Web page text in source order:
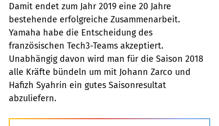
Damit endet zum Jahr 2019 eine 20 Jahre
bestehende erfolgreiche Zusammenarbeit.
Yamaha habe die Entscheidung des
französischen Tech3-Teams akzeptiert.
Unabhängig davon wird man für die Saison 2018
alle Kräfte bündeln um mit Johann Zarco und
Hafizh Syahrin ein gutes Saisonresultat
abzuliefern.